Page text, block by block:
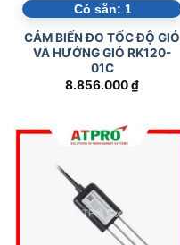
Có sẵn: 1
CẢM BIẾN ĐO TỐC ĐỘ GIÓ
VÀ HƯỚNG GIÓ RK120-
01C
8.856.000₫